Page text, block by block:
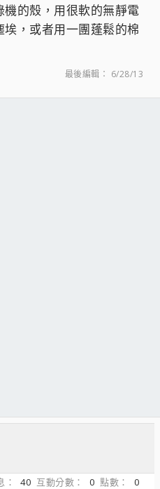
的殼，用很軟的無靜電
，或者用一團蓬鬆的棉
最後編輯： 6/28/13
40 互動分數 0 點數
0